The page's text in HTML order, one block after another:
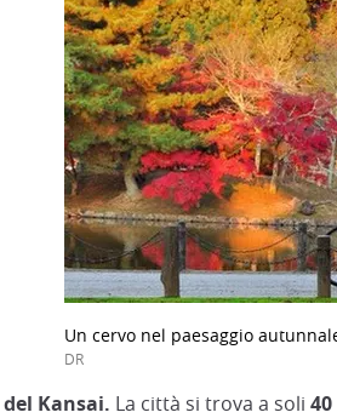
Un cervo nel paesaggio
DR
del Kansai. La città si trova a soli